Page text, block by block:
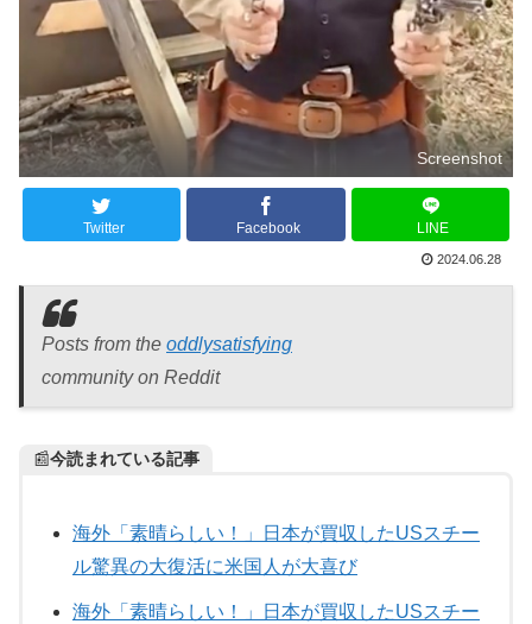
Screenshot
Twitter Facebook LINE
2024.06.28
Posts from the oddlysatisfying
community on Reddit
📰今読まれている記事
海外「素晴らしい！」日本が買収したUSスチー
ル驚異の大復活に米国人が大喜び
海外「素晴らしい！」日本が買収したUSスチー